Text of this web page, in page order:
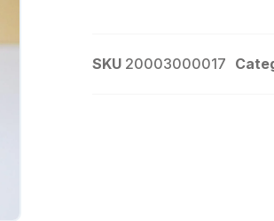
SKU 20003000017